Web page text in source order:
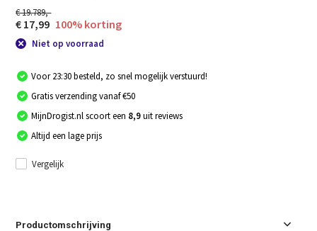
€ 19.789,-
€ 17,99 100% korting
Niet op voorraad
Voor 23:30 besteld, zo snel mogelijk verstuurd!
Gratis verzending vanaf €50
MijnDrogist.nl scoort een 8,9uit reviews
Altijd een lage prijs
Vergelijk
Productomschrijving